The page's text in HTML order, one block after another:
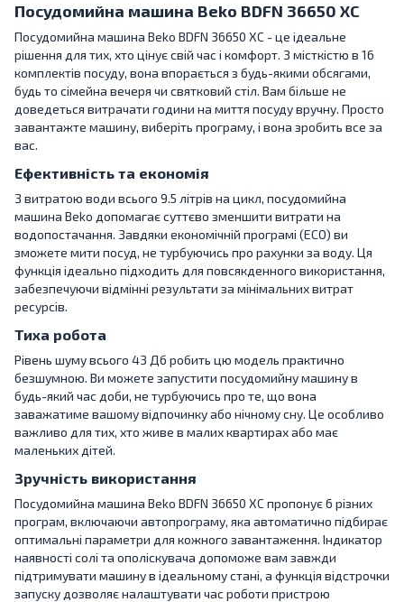
Посудомийна машина Beko BDFN 36650 XC
Посудомийна машина Beko BDFN 36650 XC - це ідеальне
рішення для тих, хто цінує свій час і комфорт. З місткістю в 16
комплектів посуду, вона впорається з будь-якими обсягами,
будь то сімейна вечеря чи святковий стіл. Вам більше не
доведеться витрачати години на миття посуду вручну. Просто
завантажте машину, виберіть програму, і вона зробить все за
вас.
Ефективність та економія
З витратою води всього 9.5 літрів на цикл, посудомийна
машина Beko допомагає суттєво зменшити витрати на
водопостачання. Завдяки економічній програмі (ECO) ви
зможете мити посуд, не турбуючись про рахунки за воду. Ця
функція ідеально підходить для повсякденного використання,
забезпечуючи відмінні результати за мінімальних витрат
ресурсів.
Тиха робота
Рівень шуму всього 43 Дб робить цю модель практично
безшумною. Ви можете запустити посудомийну машину в
будь-який час доби, не турбуючись про те, що вона
заважатиме вашому відпочинку або нічному сну. Це особливо
важливо для тих, хто живе в малих квартирах або має
маленьких дітей.
Зручність використання
Посудомийна машина Beko BDFN 36650 XC пропонує 6 різних
програм, включаючи автопрограму, яка автоматично підбирає
оптимальні параметри для кожного завантаження. Індикатор
наявності солі та ополіскувача допоможе вам завжди
підтримувати машину в ідеальному стані, а функція відстрочки
запуску дозволяє налаштувати час роботи пристрою